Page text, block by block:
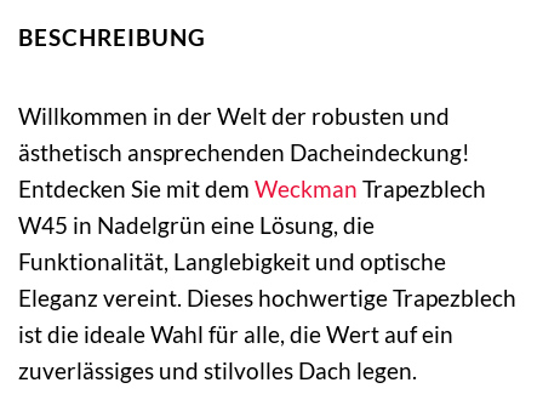
BESCHREIBUNG
Willkommen in der Welt der robusten und
ästhetisch ansprechenden Dacheindeckung!
Entdecken Sie mit dem Weckman Trapezblech
W45 in Nadelgrün eine Lösung, die
Funktionalität, Langlebigkeit und optische
Eleganz vereint. Dieses hochwertige Trapezblech
ist die ideale Wahl für alle, die Wert auf ein
zuverlässiges und stilvolles Dach legen.